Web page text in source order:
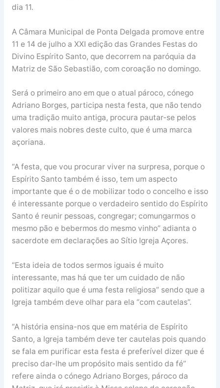
dia 11.
A Câmara Municipal de Ponta Delgada promove entre
11 e 14 de julho a XXI edição das Grandes Festas do
Divino Espírito Santo, que decorrem na paróquia da
Matriz de São Sebastião, com coroação no domingo.
Será o primeiro ano em que o atual pároco, cónego
Adriano Borges, participa nesta festa, que não tendo
uma tradição muito antiga, procura pautar-se pelos
valores mais nobres deste culto, que é uma marca
açoriana.
“A festa, que vou procurar viver na surpresa, porque o
Espírito Santo também é isso, tem um aspecto
importante que é o de mobilizar todo o concelho e isso
é interessante porque o verdadeiro sentido do Espírito
Santo é reunir pessoas, congregar; comungarmos o
mesmo pão e bebermos do mesmo vinho” adianta o
sacerdote em declarações ao Sítio Igreja Açores.
“Esta ideia de todos sermos iguais é muito
interessante, mas há que ter um cuidado de não
politizar aquilo que é uma festa religiosa” sendo que a
Igreja também deve olhar para ela “com cautelas”.
“A história ensina-nos que em matéria de Espírito
Santo, a Igreja também deve ter cautelas pois quando
se fala em purificar esta festa é preferível dizer que é
preciso dar-lhe um propósito mais sentido da fé”
refere ainda o cónego Adriano Borges, pároco da